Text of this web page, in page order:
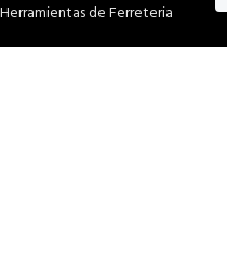
Herramientas de Ferreteria